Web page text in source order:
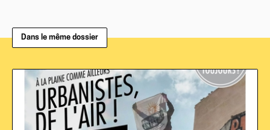
Dans le même dossier